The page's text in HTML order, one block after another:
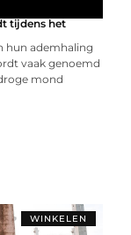
tijdens het
hun ademhaling
vaak genoemd
mond
WINKELEN